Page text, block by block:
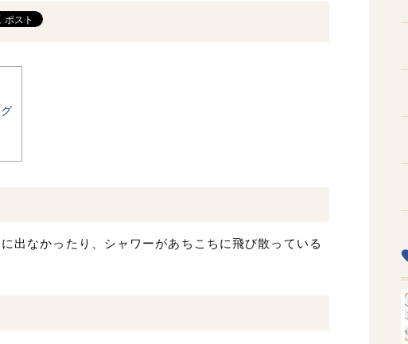
出なかったり、シャワーがあちこちに飛び散っている